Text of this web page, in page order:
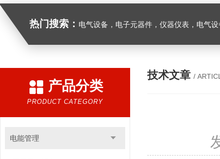
热门搜索： 电气设备，电子元器件，仪器仪表，电气
产品分类
PRODUCT CATEGORY
电能管理
技术文章 /